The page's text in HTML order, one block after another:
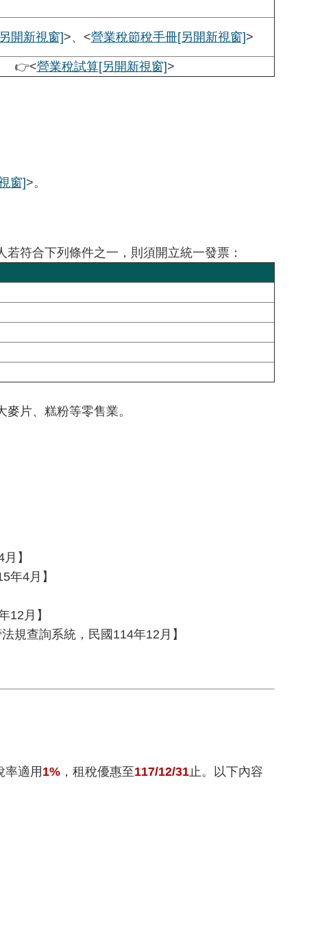
開新視窗]>、<營業稅節稅手冊[另開新視窗]>
👉<營業稅試算[另開新視窗]>
窗]>。
符合下列條件之一，則須開立統一發票：
片、糕粉等零售業。
】
年4月】
12月】
規查詢系統，民國114年12月】
率適用 1% ，租稅優惠至117/12/31止。以下內容